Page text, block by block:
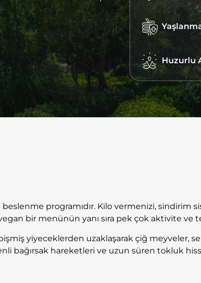
Huzurlu
programıdır. Kilo vermenizi, sindirim
bir menünün yanı sıra pek çok aktivite ve
yiyeceklerden uzaklaşarak çiğ meyveler,
bağırsak hareketleri ve uzun süren tokluk